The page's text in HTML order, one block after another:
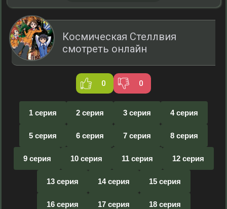
Космическая Стеллвия
смотреть онлайн
0 0
1 серия 2 серия 3 серия 4 серия
5 серия 6 серия 7 серия 8 серия
9 серия 10 серия 11 серия 12 серия
13 серия 14 серия 15 серия
16 серия 17 серия 18 серия